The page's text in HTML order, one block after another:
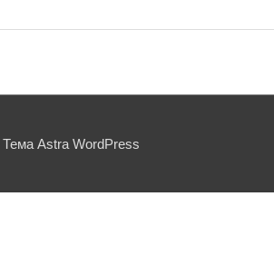
Тема Astra WordPress